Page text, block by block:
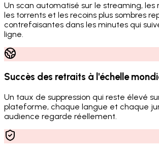
Un scan automatisé sur le streaming, les
les torrents et les recoins plus sombres
contrefaisantes dans les minutes qui
ligne.
Succès des retraits à l'échelle
Un taux de suppression qui reste élevé
plateforme, chaque langue et chaque
audience regarde réellement.